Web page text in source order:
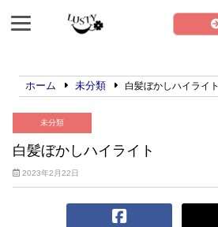
ホーム 未分類 白髪ぼかしハイライト
未分類
白髪ぼかしハイライト
2023年2月22日